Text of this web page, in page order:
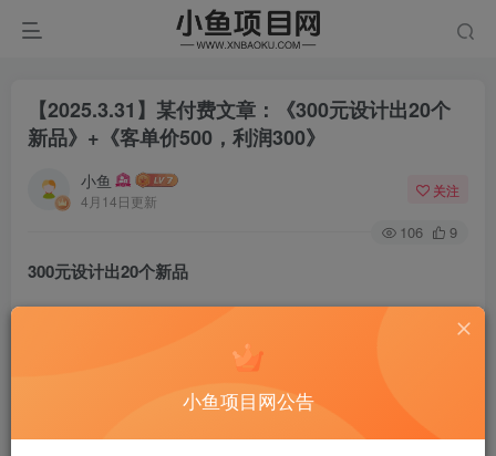
【2025.3.31】某付费文章：《300元设计出20个
新品》+《客单价500，利润300》
小鱼
4月14日更新
关注
106 9
300元设计出20个新品
小鱼项目网公告